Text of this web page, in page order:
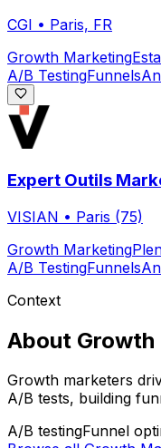
CGI • Paris, FR
Growth Marketing
A/B TestingFunnels
Expert Outils
VISIAN • Paris (75)
Growth Marketing
A/B TestingFunnels
Context
About
Growth marketers
A/B tests, building
A/B testingFunnel